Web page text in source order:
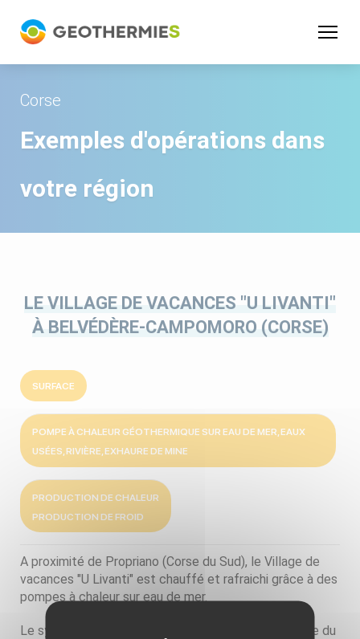
Corse
Exemples d'opérations dans
votre région
LE VILLAGE DE VACANCES "U LIVANTI"
À BELVÉDÈRE-CAMPOMORO (CORSE)
SURFACE
POMPE À CHALEUR GÉOTHERMIQUE SUR EAU DE MER, EAUX
USÉES, RIVIÈRE, EXHAURE DE MINE
PRODUCTION DE CHALEUR
PRODUCTION DE FROID
A proximité de Propriano (Corse du Sud), le Village de
vacances "U Livanti" est chauffé et rafraichi grâce à des
pompes à chaleur sur eau de mer.
Le système produit également l’eau chaude sanitaire du